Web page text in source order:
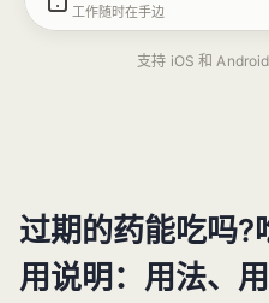
工作随时在手边
支持 iOS 和
过期的药能吃吗?
用说明：用法、